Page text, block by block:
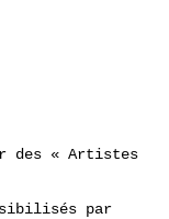
des « Artistes
par